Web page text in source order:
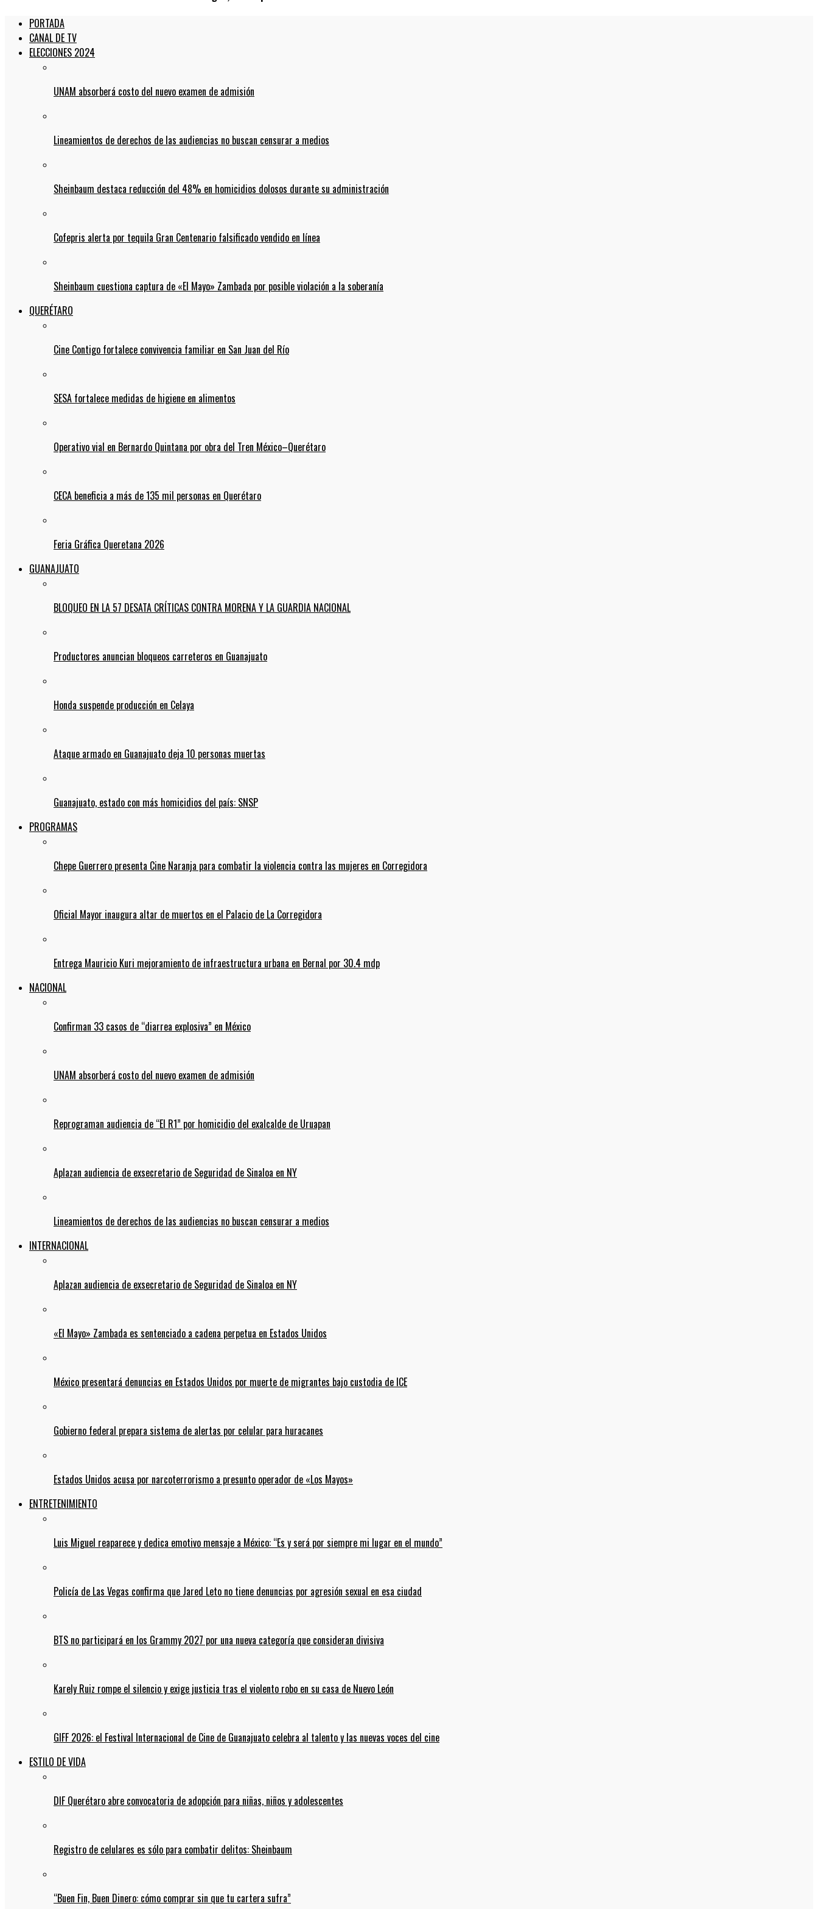
PORTADA
CANAL DE TV
ELECCIONES 2024
UNAM absorberá costo del nuevo examen de admisión
Lineamientos de derechos de las audiencias no buscan censurar a medios
Sheinbaum destaca reducción del 48% en homicidios dolosos durante su administración
Cofepris alerta por tequila Gran Centenario falsificado vendido en línea
Sheinbaum cuestiona captura de «El Mayo» Zambada por posible violación a la soberanía
QUERÉTARO
Cine Contigo fortalece convivencia familiar en San Juan del Río
SESA fortalece medidas de higiene en alimentos
Operativo vial en Bernardo Quintana por obra del Tren México–Querétaro
CECA beneficia a más de 135 mil personas en Querétaro
Feria Gráfica Queretana 2026
GUANAJUATO
BLOQUEO EN LA 57 DESATA CRÍTICAS CONTRA MORENA Y LA GUARDIA NACIONAL
Productores anuncian bloqueos carreteros en Guanajuato
Honda suspende producción en Celaya
Ataque armado en Guanajuato deja 10 personas muertas
Guanajuato, estado con más homicidios del país: SNSP
PROGRAMAS
Chepe Guerrero presenta Cine Naranja para combatir la violencia contra las mujeres en Corregidora
Oficial Mayor inaugura altar de muertos en el Palacio de La Corregidora
Entrega Mauricio Kuri mejoramiento de infraestructura urbana en Bernal por 30.4 mdp
NACIONAL
Confirman 33 casos de “diarrea explosiva” en México
UNAM absorberá costo del nuevo examen de admisión
Reprograman audiencia de “El R1” por homicidio del exalcalde de Uruapan
Aplazan audiencia de exsecretario de Seguridad de Sinaloa en NY
Lineamientos de derechos de las audiencias no buscan censurar a medios
INTERNACIONAL
Aplazan audiencia de exsecretario de Seguridad de Sinaloa en NY
«El Mayo» Zambada es sentenciado a cadena perpetua en Estados Unidos
México presentará denuncias en Estados Unidos por muerte de migrantes bajo custodia de ICE
Gobierno federal prepara sistema de alertas por celular para huracanes
Estados Unidos acusa por narcoterrorismo a presunto operador de «Los Mayos»
ENTRETENIMIENTO
Luis Miguel reaparece y dedica emotivo mensaje a México: “Es y será por siempre mi lugar en el mundo”
Policía de Las Vegas confirma que Jared Leto no tiene denuncias por agresión sexual en esa ciudad
BTS no participará en los Grammy 2027 por una nueva categoría que consideran divisiva
Karely Ruiz rompe el silencio y exige justicia tras el violento robo en su casa de Nuevo León
GIFF 2026: el Festival Internacional de Cine de Guanajuato celebra al talento y las nuevas voces del cine
ESTILO DE VIDA
DIF Querétaro abre convocatoria de adopción para niñas, niños y adolescentes
Registro de celulares es sólo para combatir delitos: Sheinbaum
“Buen Fin, Buen Dinero: cómo comprar sin que tu cartera sufra”